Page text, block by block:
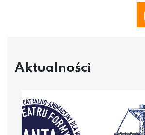
Aktualności